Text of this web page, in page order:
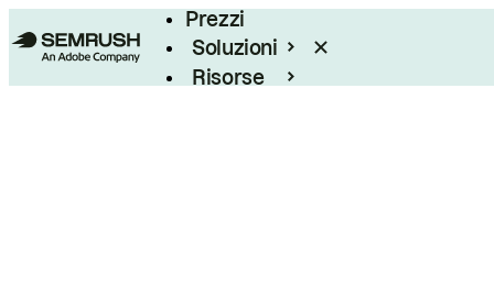
Prezzi
Soluzioni
Risorse